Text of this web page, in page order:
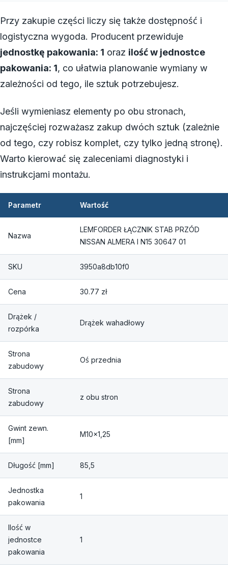
Przy zakupie części liczy się także dostępność i
logistyczna wygoda. Producent przewiduje
jednostkę pakowania: 1 oraz ilość w jednostce
pakowania: 1, co ułatwia planowanie wymiany w
zależności od tego, ile sztuk potrzebujesz.
Jeśli wymieniasz elementy po obu stronach,
najczęściej rozważasz zakup dwóch sztuk (zależnie
od tego, czy robisz komplet, czy tylko jedną stronę).
Warto kierować się zaleceniami diagnostyki i
instrukcjami montażu.
Parametr Wartość
Nazwa
LEMFORDER ŁĄCZNIK STAB PRZÓD
NISSAN ALMERA I N15 30647 01
SKU 3950a8db10f0
Cena 30.77 zł
Drążek /
rozpórka
Drążek wahadłowy
Strona
zabudowy
Oś przednia
Strona
zabudowy
z obu stron
Gwint zewn.
[mm]
M10x1,25
Długość [mm] 85,5
Jednostka
pakowania
1
Ilość w
jednostce
pakowania
1